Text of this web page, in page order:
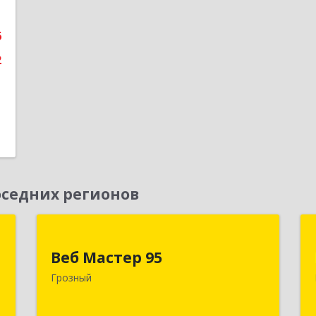
регионов
Веб Мастер 95
Грозный
364050, Чеченская Респ, Грозный г,